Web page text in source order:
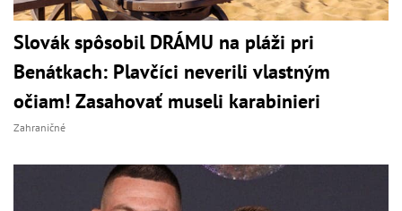
Slovák spôsobil DRÁMU na pláži pri
Benátkach: Plavčíci neverili vlastným
očiam! Zasahovať museli karabinieri
Zahraničné